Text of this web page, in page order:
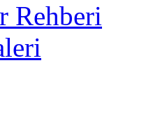
Rehberi